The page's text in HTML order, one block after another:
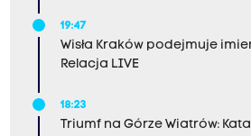
19:47
Wisła Kraków podejmuje
Relacja LIVE
18:23
Triumf na Górze Wiatrów: